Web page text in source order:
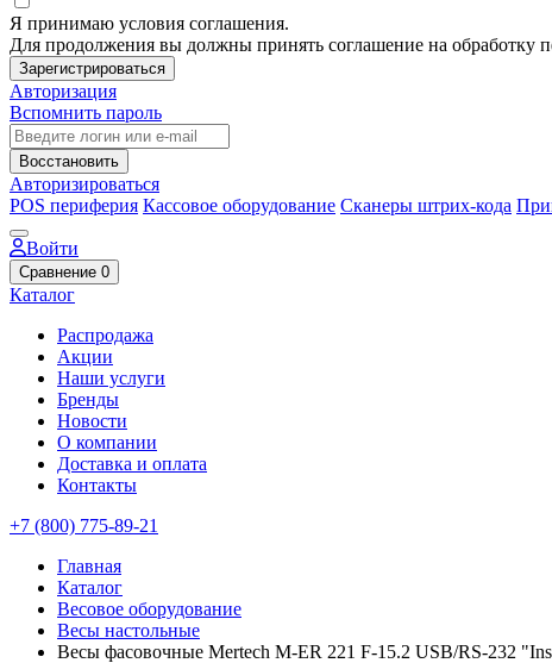
Я принимаю условия соглашения.
Для продолжения вы должны принять соглашение на обработку
Зарегистрироваться
Авторизация
Вспомнить пароль
Восстановить
Авторизироваться
POS периферия Кассовое оборудование Сканеры штрих-кода
Войти
Сравнение 0
Каталог
Распродажа
Акции
Наши услуги
Бренды
Новости
О компании
Доставка и оплата
Контакты
+7 (800) 775-89-21
Главная
Каталог
Весовое оборудование
Весы настольные
Весы фасовочные Mertech M-ER 221 F-15.2 USB/RS-232